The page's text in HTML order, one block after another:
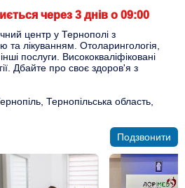
через 3 днів о 09:00
центр у Тернополі з
та лікуванням. Отоларингологія,
послуги. Висококваліфіковані
Дбайте про своє здоров'я з
Тернопільська область,
Подзвонити